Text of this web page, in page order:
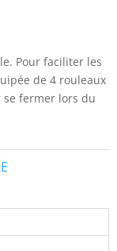
Pour faciliter les
de 4 rouleaux
fermer lors du